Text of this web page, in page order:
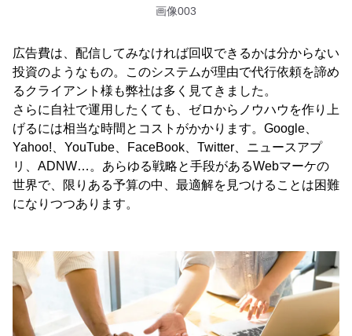
画像003
広告費は、配信してみなければ回収できるかは分からない
投資のようなもの。このシステムが理由で代行依頼を諦め
るクライアント様も弊社は多く見てきました。
さらに自社で運用したくても、ゼロからノウハウを作り上
げるには相当な時間とコストがかかります。Google、
Yahoo!、YouTube、FaceBook、Twitter、ニュースアプ
リ、ADNW…。あらゆる戦略と手段があるWebマーケの
世界で、限りある予算の中、最適解を見つけることは困難
になりつつあります。